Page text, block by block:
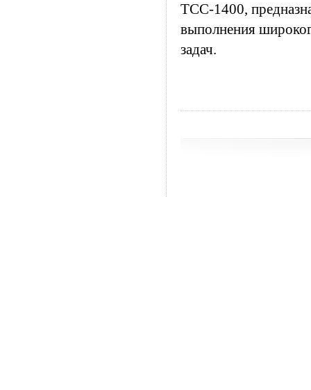
ТСС-1400,
выполнения
задач.